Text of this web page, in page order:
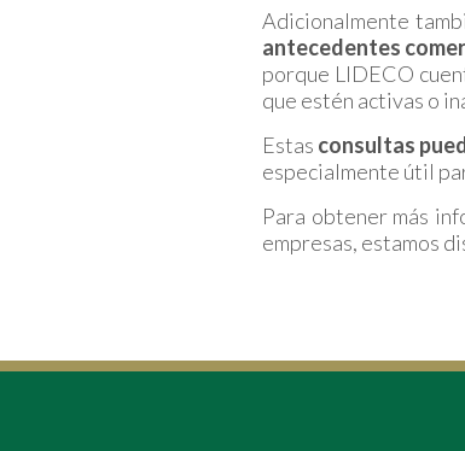
Adicionalmente
antecedentes
porque LIDECO
que estén activas o
Estas consultas
especialmente útil
Para obtener más
empresas, estamos